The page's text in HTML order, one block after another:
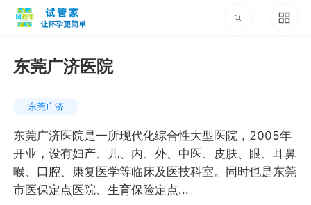
东莞广济医院
东莞广济
东莞广济医院是一所现代化综合性大型医院，2005年
开业，设有妇产、儿、内、外、中医、皮肤、眼、耳鼻
喉、口腔、康复医学等临床及医技科室。同时也是东莞
市医保定点医院、生育保险定点...